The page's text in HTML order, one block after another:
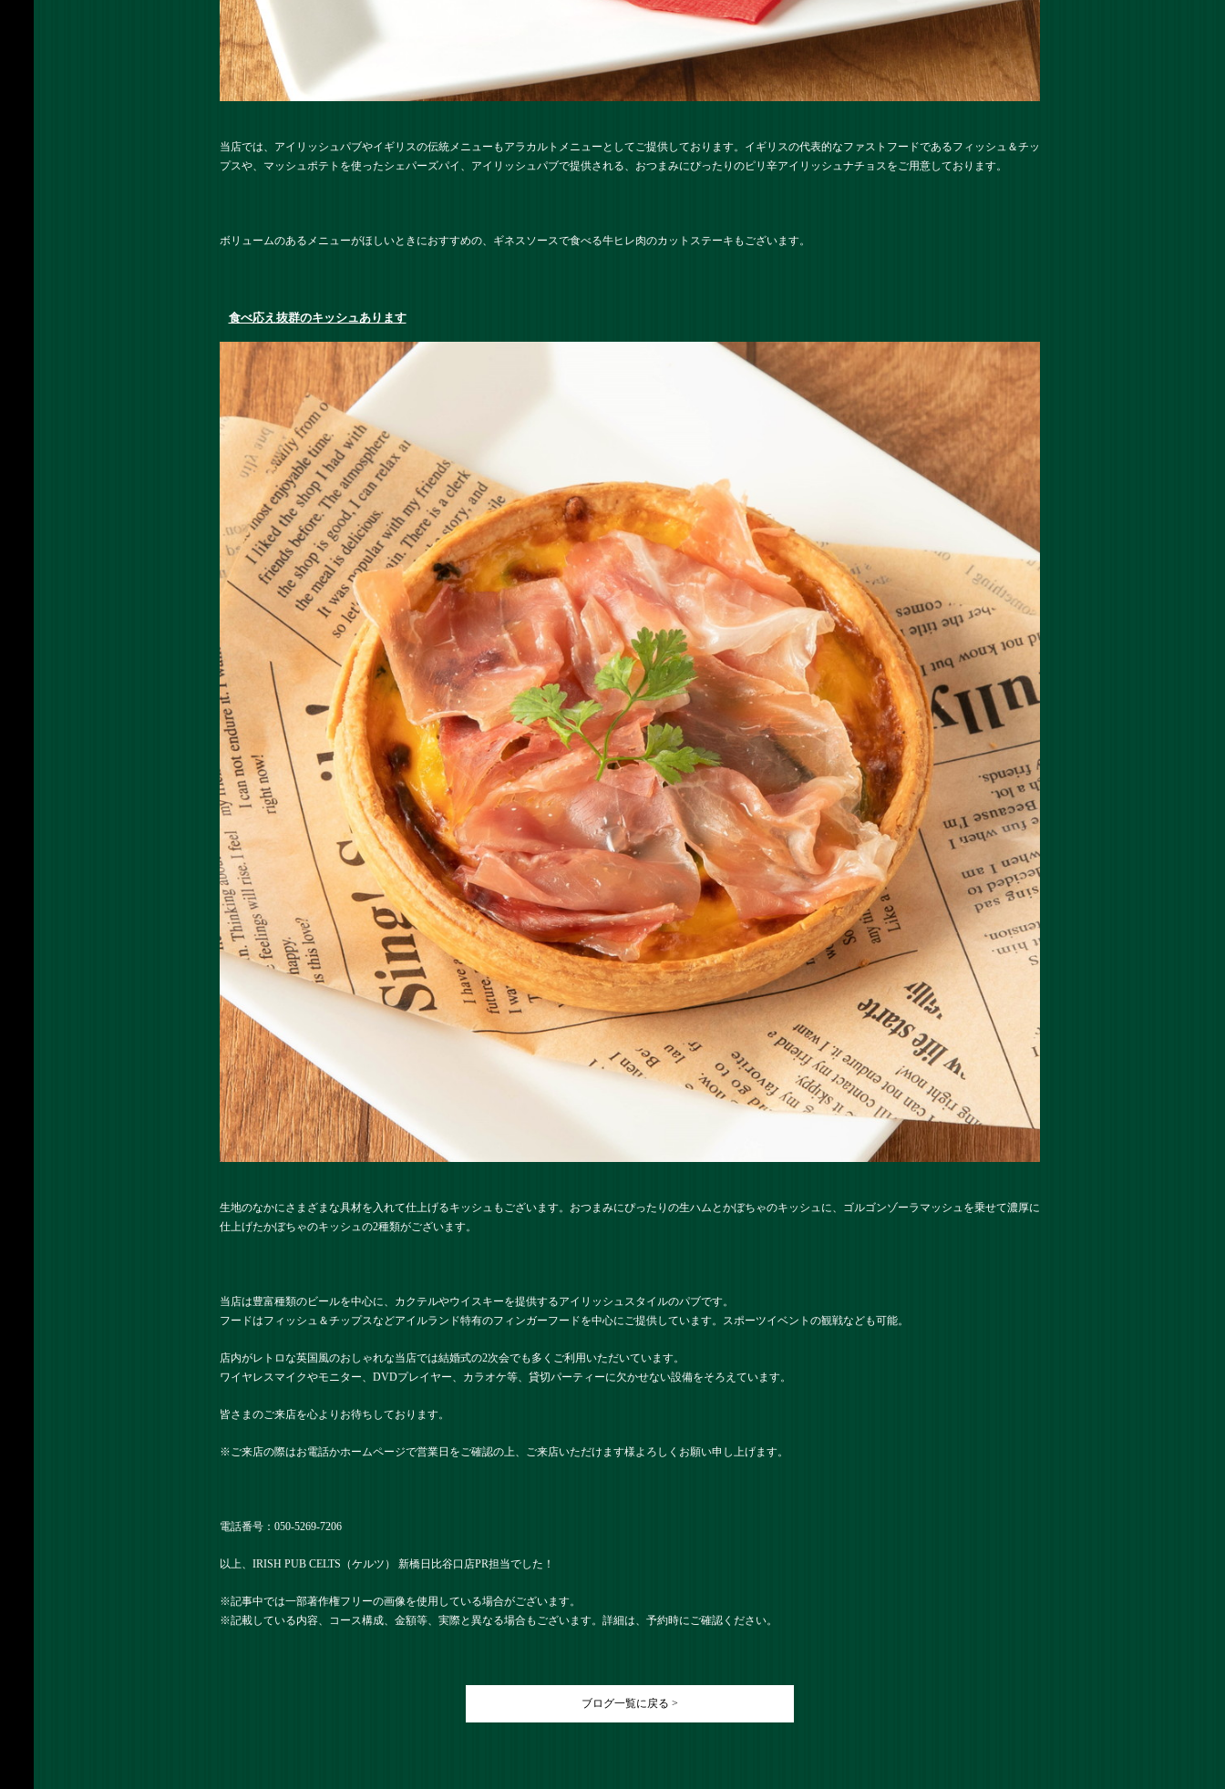
当店では、アイリッシュパブやイギリスの伝統メニューもアラカルトメニューとしてご提供しております。イギリスの代表的なファストフードであるフィッシュ＆チッ
プスや、マッシュポテトを使ったシェパーズパイ、アイリッシュパブで提供される、おつまみにぴったりのピリ辛アイリッシュナチョスをご用意しております。
ボリュームのあるメニューがほしいときにおすすめの、ギネスソースで食べる牛ヒレ肉のカットステーキもございます。
食べ応え抜群のキッシュあります
生地のなかにさまざまな具材を入れて仕上げるキッシュもございます。おつまみにぴったりの生ハムとかぼちゃのキッシュに、ゴルゴンゾーラマッシュを乗せて濃厚に
仕上げたかぼちゃのキッシュの2種類がございます。
当店は豊富種類のビールを中心に、カクテルやウイスキーを提供するアイリッシュスタイルのパブです。
フードはフィッシュ＆チップスなどアイルランド特有のフィンガーフードを中心にご提供しています。スポーツイベントの観戦なども可能。
店内がレトロな英国風のおしゃれな当店では結婚式の2次会でも多くご利用いただいています。
ワイヤレスマイクやモニター、DVDプレイヤー、カラオケ等、貸切パーティーに欠かせない設備をそろえています。
皆さまのご来店を心よりお待ちしております。
※ご来店の際はお電話かホームページで営業日をご確認の上、ご来店いただけます様よろしくお願い申し上げます。
電話番号： 050-5269-7206
以上、IRISH PUB CELTS（ケルツ） 新橋日比谷口店PR担当でした！
※記事中では一部著作権フリーの画像を使用している場合がございます。
※記載している内容、コース構成、金額等、実際と異なる場合もございます。詳細は、予約時にご確認ください。
ブログ一覧に戻る >